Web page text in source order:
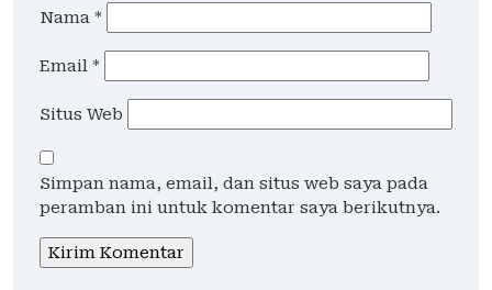
Nama *
Email *
Situs Web
Simpan nama, email, dan situs web saya pada
peramban ini untuk komentar saya berikutnya.